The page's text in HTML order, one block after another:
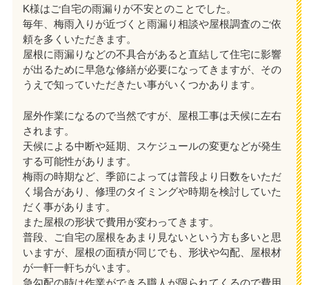
K様はご自宅の雨漏りが不安とのことでした。
毎年、梅雨入りが近づくと雨漏り相談や屋根調査のご依
頼を多くいただきます。
屋根に雨漏りなどの不具合があると直結して住宅に影響
が出るために早急な修繕が必要になってきますが、その
うえで知っていただきたい事がいくつかあります。
屋外作業になるので当然ですが、屋根工事は天候に左右
されます。
天候による中断や延期、スケジュールの変更などが発生
する可能性があります。
梅雨の時期など、季節によっては普段より日数をいただ
く場合があり、修理のタイミングや時期を検討していた
だく事があります。
また屋根の形状で費用が変わってきます。
普段、ご自宅の屋根をあまり見ないという方も多いと思
いますが、屋根の面積が同じでも、形状や勾配、屋根材
が一軒一軒ちがいます。
急勾配の時は作業ができる職人が限られてくるので費用